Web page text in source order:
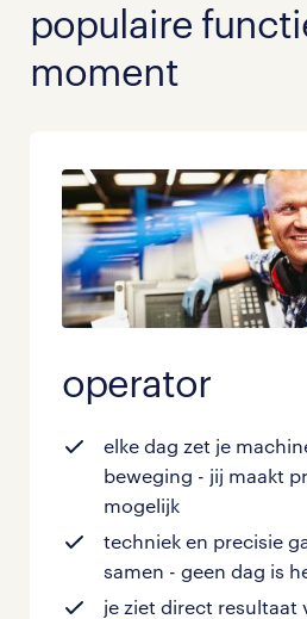
populaire
moment
operator
elke dag zet je
beweging - jij maakt
mogelijk
techniek en precisie
samen - geen dag is
je ziet direct resultaat